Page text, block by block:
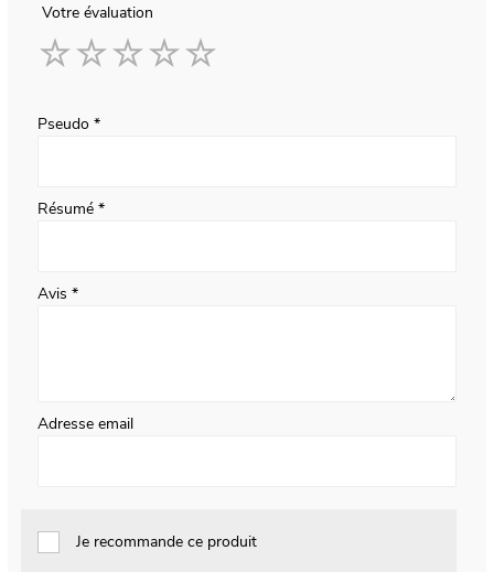
Votre évaluation
Pseudo
Résumé
Avis
Adresse email
Je recommande ce produit